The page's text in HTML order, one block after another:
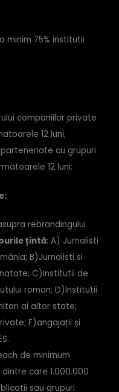
minim 75% institutii
companiilor private
12 luni;
cu grupuri
12 luni;
rebrandingului
țintă: A) Jurnalisti
B)Jurnalisti si
C)Institutii de
roman; D)Institutii
ai altor state;
F)angajații și
de minimum
care 1.000.000
sau grupuri